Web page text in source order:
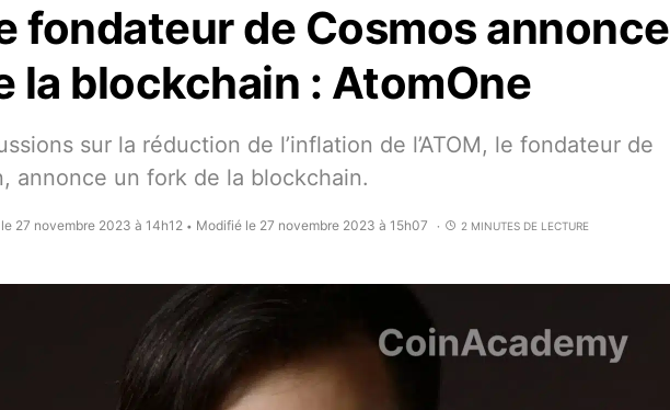
fondateur de Cosmos annonce
la blockchain : AtomOne
sur la réduction de l’inflation de l’ATOM, le fondateur de
annonce un fork de la blockchain.
27 novembre 2023 à 14h12 • Modifié le 27 novembre 2023 à 15h07 2 MINUTES DE LECTURE